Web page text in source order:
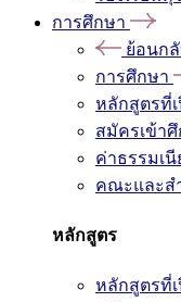
การศึกษา
ย้อนก
การศึกษา
หลักสูตรที่
สมัครเข้าศึ
ค่าธรรมเ
คณะและส
หลักสูตร
หลักสูตรที่